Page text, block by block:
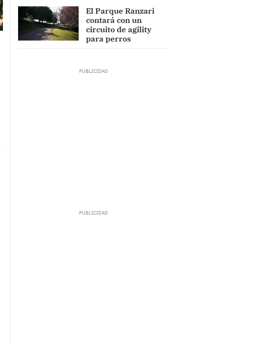
El Parque Ranzari
contará con un
circuito de agility
para perros